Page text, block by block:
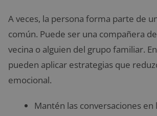
A veces, la persona forma parte de
común. Puede ser una compañera
vecina o alguien del grupo familiar.
pueden aplicar estrategias que
emocional.
Mantén las conversaciones en